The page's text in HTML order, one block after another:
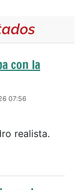
con la
07:56
realista.